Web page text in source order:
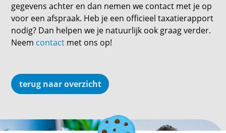
gegevens achter en dan nemen we contact met je op
voor een afspraak. Heb je een officieel taxatierapport
nodig? Dan helpen we je natuurlijk ook graag verder.
Neem contact met ons op!
terug naar overzicht